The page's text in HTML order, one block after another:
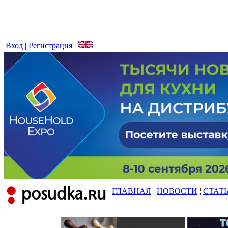
Вход | Регистрация |
ГЛАВНАЯ ¦ НОВОСТИ ¦